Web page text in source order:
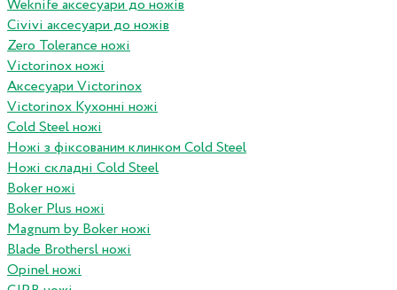
Weknife аксесуари до ножів
Civivi аксесуари до ножів
Zero Tolerance ножі
Victorinox ножі
Аксесуари Victorinox
Victorinox Кухонні ножі
Cold Steel ножі
Ножі з фіксованим клинком Cold Steel
Ножі складні Cold Steel
Boker ножі
Boker Plus ножі
Magnum by Boker ножі
Blade Brothersl ножі
Opinel ножі